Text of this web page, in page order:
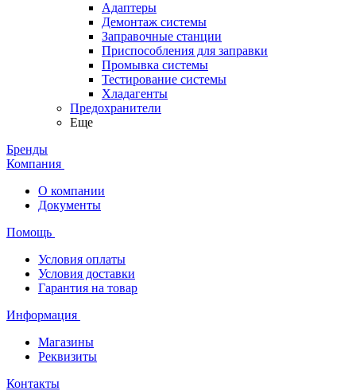
Адаптеры
Демонтаж системы
Заправочные станции
Приспособления для заправки
Промывка системы
Тестирование системы
Хладагенты
Предохранители
Еще
Бренды
Компания
О компании
Документы
Помощь
Условия оплаты
Условия доставки
Гарантия на товар
Информация
Магазины
Реквизиты
Контакты